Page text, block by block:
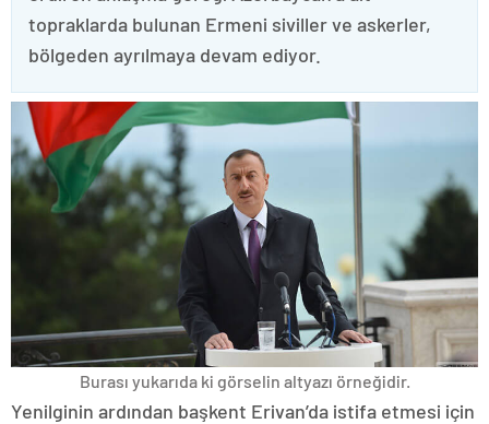
topraklarda bulunan Ermeni siviller ve askerler,
bölgeden ayrılmaya devam ediyor.
Burası yukarıda ki görselin altyazı örneğidir.
Yenilginin ardından başkent Erivan’da istifa etmesi için